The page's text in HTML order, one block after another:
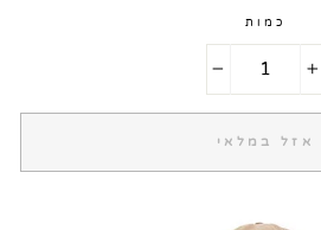
כמות
אזל במלאי